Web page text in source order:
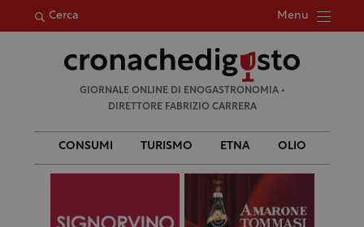
Cerca Menu
per:
GIORNALE ONLINE DI ENOGASTRONOMIA •
DIRETTORE FABRIZIO CARRERA
CONSUMI TURISMO ETNA OLIO